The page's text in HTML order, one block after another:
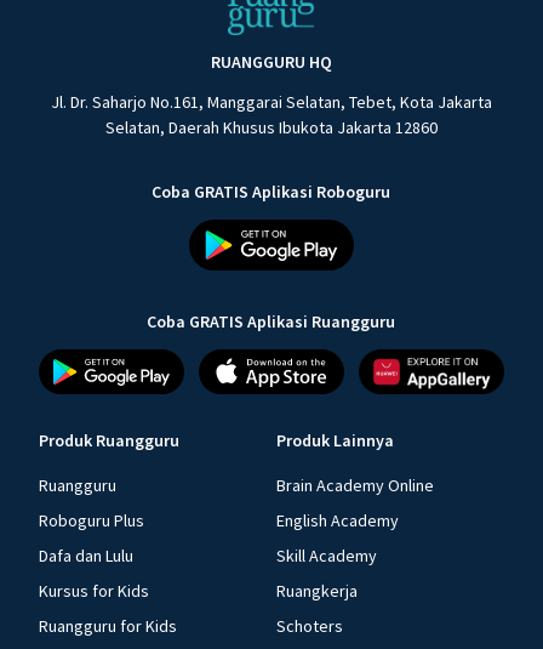
RUANGGURU HQ
Jl. Dr. Saharjo No.161, Manggarai Selatan, Tebet, Kota Jakarta
Selatan, Daerah Khusus Ibukota Jakarta 12860
Coba GRATIS Aplikasi Roboguru
Coba GRATIS Aplikasi Ruangguru
Produk Ruangguru
Ruangguru
Roboguru Plus
Dafa dan Lulu
Kursus for Kids
Ruangguru for Kids
Produk Lainnya
Brain Academy Online
English Academy
Skill Academy
Ruangkerja
Schoters